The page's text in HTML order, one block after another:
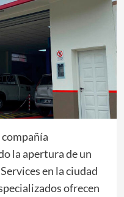
la apertura de un
en la ciudad
ofrecen